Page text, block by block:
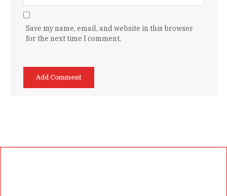
Save my name, email, and website in this browser
for the next time I comment.